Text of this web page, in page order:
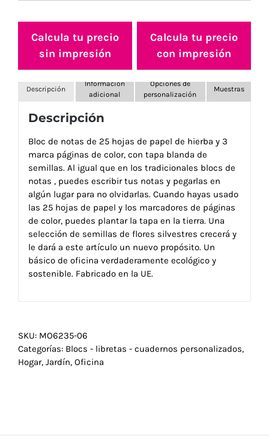
Calcula tu precio
sin impresión
Calcula tu precio
con impresión
Descripción
Información
adicional
Opciones de
personalización
Muestras
Descripción
Bloc de notas de 25 hojas de papel de hierba y 3
marca páginas de color, con tapa blanda de
semillas. Al igual que en los tradicionales blocs de
notas , puedes escribir tus notas y pegarlas en
algún lugar para no olvidarlas. Cuando hayas usado
las 25 hojas de papel y los marcadores de páginas
de color, puedes plantar la tapa en la tierra. Una
selección de semillas de flores silvestres crecerá y
le dará a este artículo un nuevo propósito. Un
básico de oficina verdaderamente ecológico y
sostenible. Fabricado en la UE.
SKU: MO6235-06
Categorías: Blocs - libretas - cuadernos personalizados,
Hogar, Jardín, Oficina